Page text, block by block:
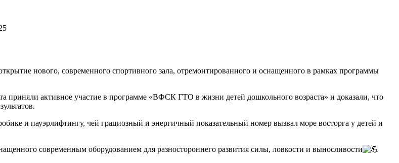
нового, современного спортивного зала, отремонтированного и оснащенного в рамках программы
приняли активное участие в программе «ВФСК ГТО в жизни детей дошкольного возраста» и доказали, что
и пауэрлифтингу, чей грациозный и энергичный показательный номер вызвал море восторга у детей и
современным оборудованием для разностороннего развития силы, ловкости и выносливости